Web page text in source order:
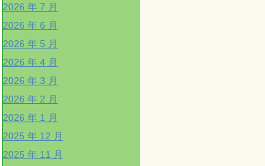
2026 年 7 月
2026 年 6 月
2026 年 5 月
2026 年 4 月
2026 年 3 月
2026 年 2 月
2026 年 1 月
2025 年 12 月
2025 年 11 月